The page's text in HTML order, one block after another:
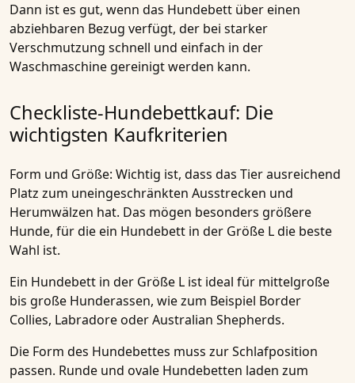
Dann ist es gut, wenn das Hundebett über einen
abziehbaren Bezug verfügt, der bei starker
Verschmutzung schnell und einfach in der
Waschmaschine gereinigt werden kann.
Checkliste-Hundebettkauf: Die
wichtigsten Kaufkriterien
Form und Größe: Wichtig ist, dass das Tier ausreichend
Platz zum uneingeschränkten Ausstrecken und
Herumwälzen hat. Das mögen besonders größere
Hunde, für die ein Hundebett in der Größe L die beste
Wahl ist.
Ein Hundebett in der Größe L ist ideal für mittelgroße
bis große Hunderassen, wie zum Beispiel Border
Collies, Labradore oder Australian Shepherds.
Die Form des Hundebettes muss zur Schlafposition
passen. Runde und ovale Hundebetten laden zum